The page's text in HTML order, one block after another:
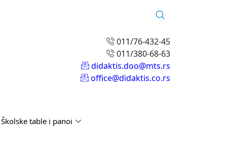
011/76-432-45
011/380-68-63
didaktis.doo@mts.rs
office@didaktis.co.rs
Školske table i panoi